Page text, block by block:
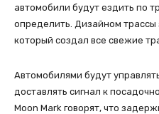
автомобили будут ездить по
определить. Дизайном трассы
который создал все свежие
Автомобилями будут
доставлять сигнал к
Moon Mark говорят, что